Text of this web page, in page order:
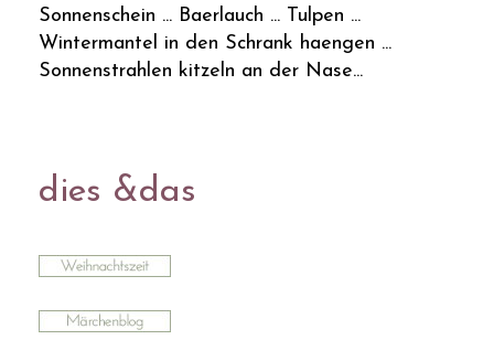
Sonnenschein ... Baerlauch ... Tulpen ...
Wintermantel in den Schrank haengen ...
Sonnenstrahlen kitzeln an der Nase...
dies &das